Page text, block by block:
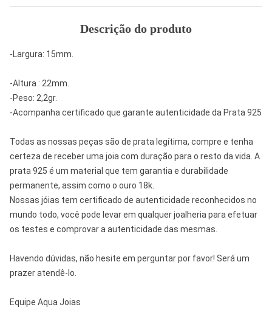
Descrição do produto
-Largura: 15mm.
-Altura : 22mm.
-Peso: 2,2gr.
-Acompanha certificado que garante autenticidade da Prata 925
Todas as nossas peças são de prata legítima, compre e tenha
certeza de receber uma joia com duração para o resto da vida. A
prata 925 é um material que tem garantia e durabilidade
permanente, assim como o ouro 18k.
Nossas jóias tem certificado de autenticidade reconhecidos no
mundo todo, você pode levar em qualquer joalheria para efetuar
os testes e comprovar a autenticidade das mesmas.
Havendo dúvidas, não hesite em perguntar por favor! Será um
prazer atendê-lo.
Equipe Aqua Joias